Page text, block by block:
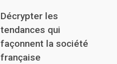
Décrypter les
tendances qui
façonnent la société
française